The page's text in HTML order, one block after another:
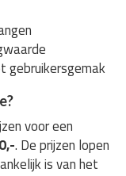
gebruikersgemak
voor een
. De prijzen lopen
is van het